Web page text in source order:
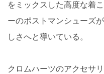
をミックスした高度な着
ーのポストマンシューズ
しさへと導いている。
クロムハーツのアクセサ